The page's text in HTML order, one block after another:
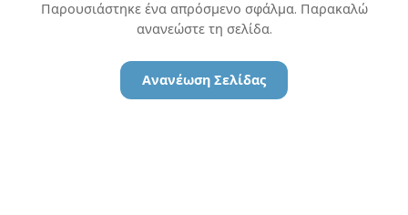
Παρουσιάστηκε ένα απρόσμενο σφάλμα. Παρακαλώ
ανανεώστε τη σελίδα.
Ανανέωση Σελίδας